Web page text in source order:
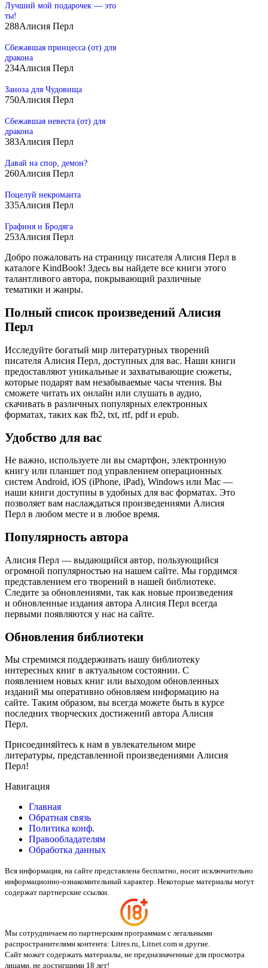
Лучший мой подарочек — это
ты!
288Алисия Перл
Сбежавшая принцесса (от) для
дракона
234Алисия Перл
Заноза для Чудовища
750Алисия Перл
Сбежавшая невеста (от) для
дракона
383Алисия Перл
Давай на спор, демон?
260Алисия Перл
Поцелуй некроманта
335Алисия Перл
Графиня и Бродяга
253Алисия Перл
Добро пожаловать на страницу писателя Алисия Перл в
каталоге KindBook! Здесь вы найдете все книги этого
талантливого автора, покрывающий различные
тематики и жанры.
Полный список произведений Алисия
Перл
Исследуйте богатый мир литературных творений
писателя Алисия Перл, доступных для вас. Наши книги
предоставляют уникальные и захватывающие сюжеты,
которые подарят вам незабываемые часы чтения. Вы
сможете читать их онлайн или слушать в аудио,
скачивать в различных популярных електронных
форматах, таких как fb2, txt, rtf, pdf и epub.
Удобство для вас
Не важно, используете ли вы смартфон, электронную
книгу или планшет под управлением операционных
систем Android, iOS (iPhone, iPad), Windows или Mac —
наши книги доступны в удобных для вас форматах. Это
позволяет вам наслаждаться произведениями Алисия
Перл в любом месте и в любое время.
Популярность автора
Алисия Перл — выдающийся автор, пользующийся
огромной популярностью на нашем сайте. Мы гордимся
представлением его творений в нашей библиотеке.
Следите за обновлениями, так как новые произведения
и обновленные издания автора Алисия Перл всегда
первыми появляются у нас на сайте.
Обновления библиотеки
Мы стремимся поддерживать нашу библиотеку
интересных книг в актуальном состоянии. С
появлением новых книг или выходом обновленных
изданий мы оперативно обновляем информацию на
сайте. Таким образом, вы всегда можете быть в курсе
последних творческих достижений автора Алисия
Перл.
Присоединяйтесь к нам в увлекательном мире
литературы, представленной произведениями Алисия
Перл!
Навигация
Главная
Обратная связь
Политика конф.
Правообладателям
Обработка данных
Вся информация, на сайте представлена бесплатно, носит исключительно
информационно-ознакомительный характер. Некоторые материалы могут
содержат партнерские ссылки.
Мы сотрудничаем по партнерским программам с легальными
распространителями контента: Litres.ru, Litnet.com и другие.
Сайт может содержать материалы, не предназначенные для просмотра
лицами, не достигшими 18 лет!